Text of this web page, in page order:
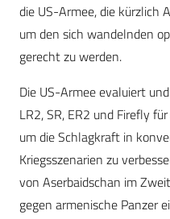
die US-Armee, die kürzlich
um den sich wandelnden
gerecht zu werden.
Die US-Armee evaluiert
LR2, SR, ER2 und Firefly
um die Schlagkraft in
Kriegsszenarien zu
von Aserbaidschan im
gegen armenische Panzer